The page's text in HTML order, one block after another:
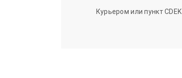
Курьером или пункт CDEK